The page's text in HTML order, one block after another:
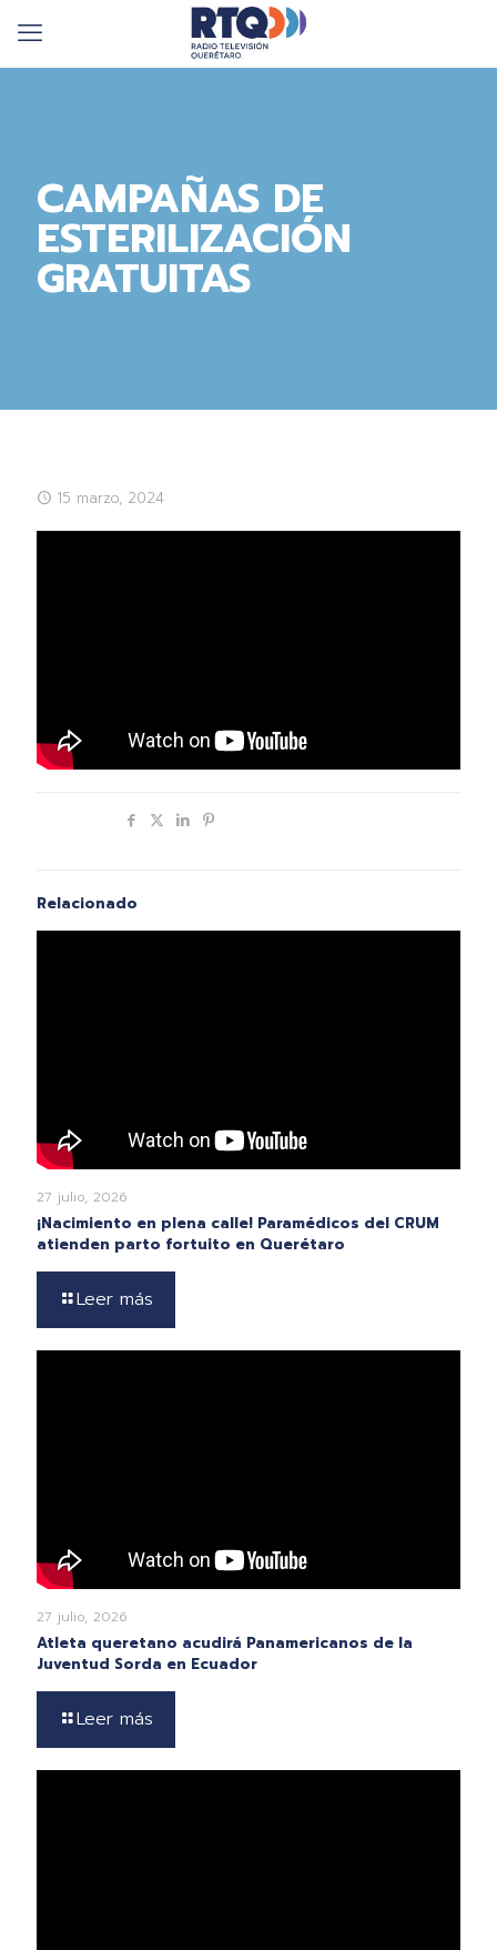
CAMPAÑAS DE
ESTERILIZACIÓN
GRATUITAS
15 marzo, 2024
Relacionado
27 julio, 2026
¡Nacimiento en plena calle! Paramédicos del CRUM
atienden parto fortuito en Querétaro
Leer más
27 julio, 2026
Atleta queretano acudirá Panamericanos de la
Juventud Sorda en Ecuador
Leer más